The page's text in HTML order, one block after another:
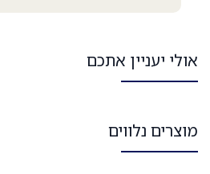
אולי יעניין אתכם
מוצרים נלווים